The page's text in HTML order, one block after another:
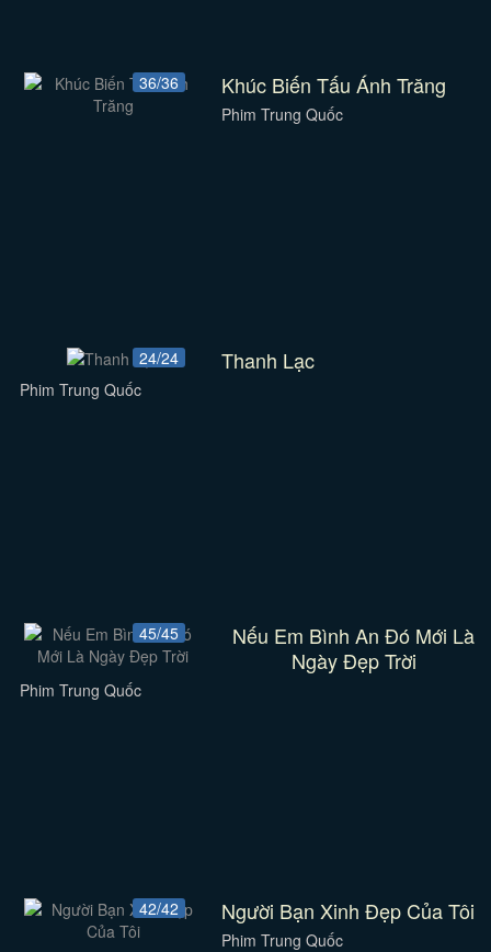
36/36 Khúc Biến Tấu Ánh Trăng
Phim Trung Quốc
24/24 Thanh Lạc
Phim Trung Quốc
45/45
Nếu Em Bình An Đó Mới Là
Ngày Đẹp Trời
Phim Trung Quốc
42/42 Người Bạn Xinh Đẹp Của Tôi
Phim Trung Quốc